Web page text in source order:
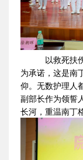
以救死扶
为承诺，这是南
仰。无数护理人
副部长作为领誓
长河，重温南丁